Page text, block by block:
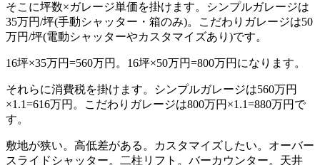
そこに坪数×ガレージ単価を掛けます。シンプルガレージは
35万円/坪(手動シャッター・箱のみ)。こだわりガレージは50
万円/坪(電動シャッターやカスタマイズあり)です。
16坪×35万円=560万円。16坪×50万円=800万円になります。
それらに消費税を掛けます。シンプルガレージは560万円
×1.1=616万円。こだわりガレージは800万円×1.1=880万円で
す。
敷地が狭い。高低差がある。カスタマイズしたい。オーバー
スライドシャッター。二柱リフト。バーカウンター。天井